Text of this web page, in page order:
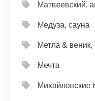
Матвеевский,
Медуза, сауна
Метла & веник,
Мечта
Михайловские